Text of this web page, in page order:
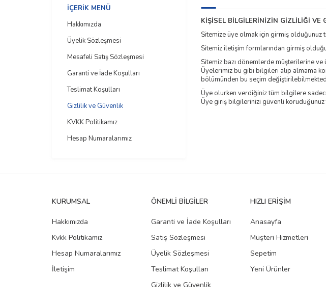
İÇERIK MENÜ
Hakkımızda
Üyelik Sözleşmesi
Mesafeli Satış Sözleşmesi
Garanti ve İade Koşulları
Teslimat Koşulları
Gizlilik ve Güvenlik
KVKK Politikamız
Hesap Numaralarımız
KİŞİSEL BİLGİLERİNİZİN GİZLİLİĞİ VE
Sitemize üye olmak için girmiş
Sitemiz iletişim formlarından girmiş
Sitemiz bazı dönemlerde müşterilerine
Üyelerimiz bu gibi bilgileri alıp almama
bölümünden bu seçim
Üye olurken verdiğiniz tüm bilgilere
Üye giriş bilgilerinizi güvenli
KURUMSAL
Hakkımızda
Kvkk Politikamız
Hesap Numaralarımız
İletişim
ÖNEMLI BILGILER
Garanti ve İade Koşulları
Satış Sözleşmesi
Üyelik Sözleşmesi
Teslimat Koşulları
Gizlilik ve Güvenlik
HIZLI ERIŞIM
Anasayfa
Müşteri Hizmetleri
Sepetim
Yeni Ürünler